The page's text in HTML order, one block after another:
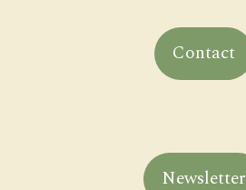
Contact
Newsletter